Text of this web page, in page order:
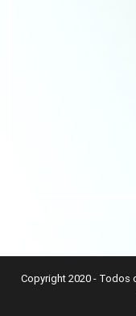
Copyright 2020 - Todos